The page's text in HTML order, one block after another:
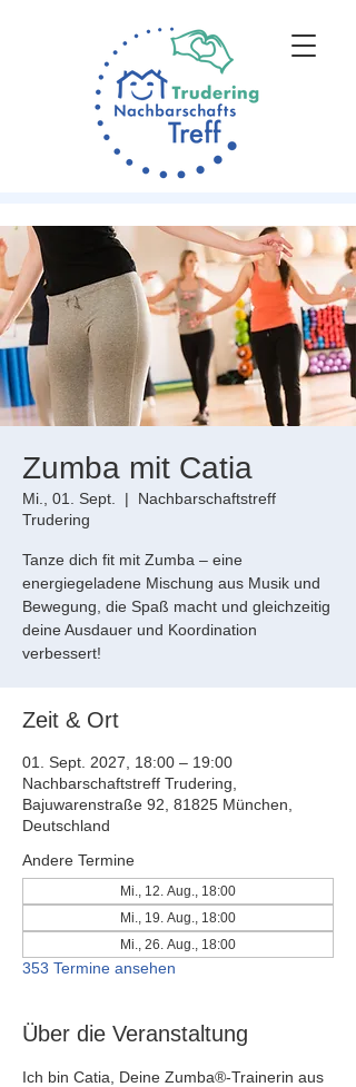
Zumba mit Catia
Mi., 01. Sept.
  |
Nachbarschaftstreff
Trudering
Tanze dich fit mit Zumba – eine
energiegeladene Mischung aus Musik und
Bewegung, die Spaß macht und gleichzeitig
deine Ausdauer und Koordination
verbessert!
Zeit & Ort
01. Sept. 2027, 18:00 – 19:00
Nachbarschaftstreff Trudering,
Bajuwarenstraße 92, 81825 München,
Deutschland
Andere Termine
Mi., 12. Aug., 18:00
Mi., 19. Aug., 18:00
Mi., 26. Aug., 18:00
353 Termine ansehen
Über die Veranstaltung
Ich bin Catia, Deine Zumba®-Trainerin aus